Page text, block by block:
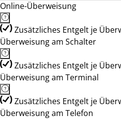
Online-Überweisung
Zusätzliches Entgelt je
Überweisung am Schalter
Zusätzliches Entgelt je
Überweisung am Terminal
Zusätzliches Entgelt je
Überweisung am Telefon